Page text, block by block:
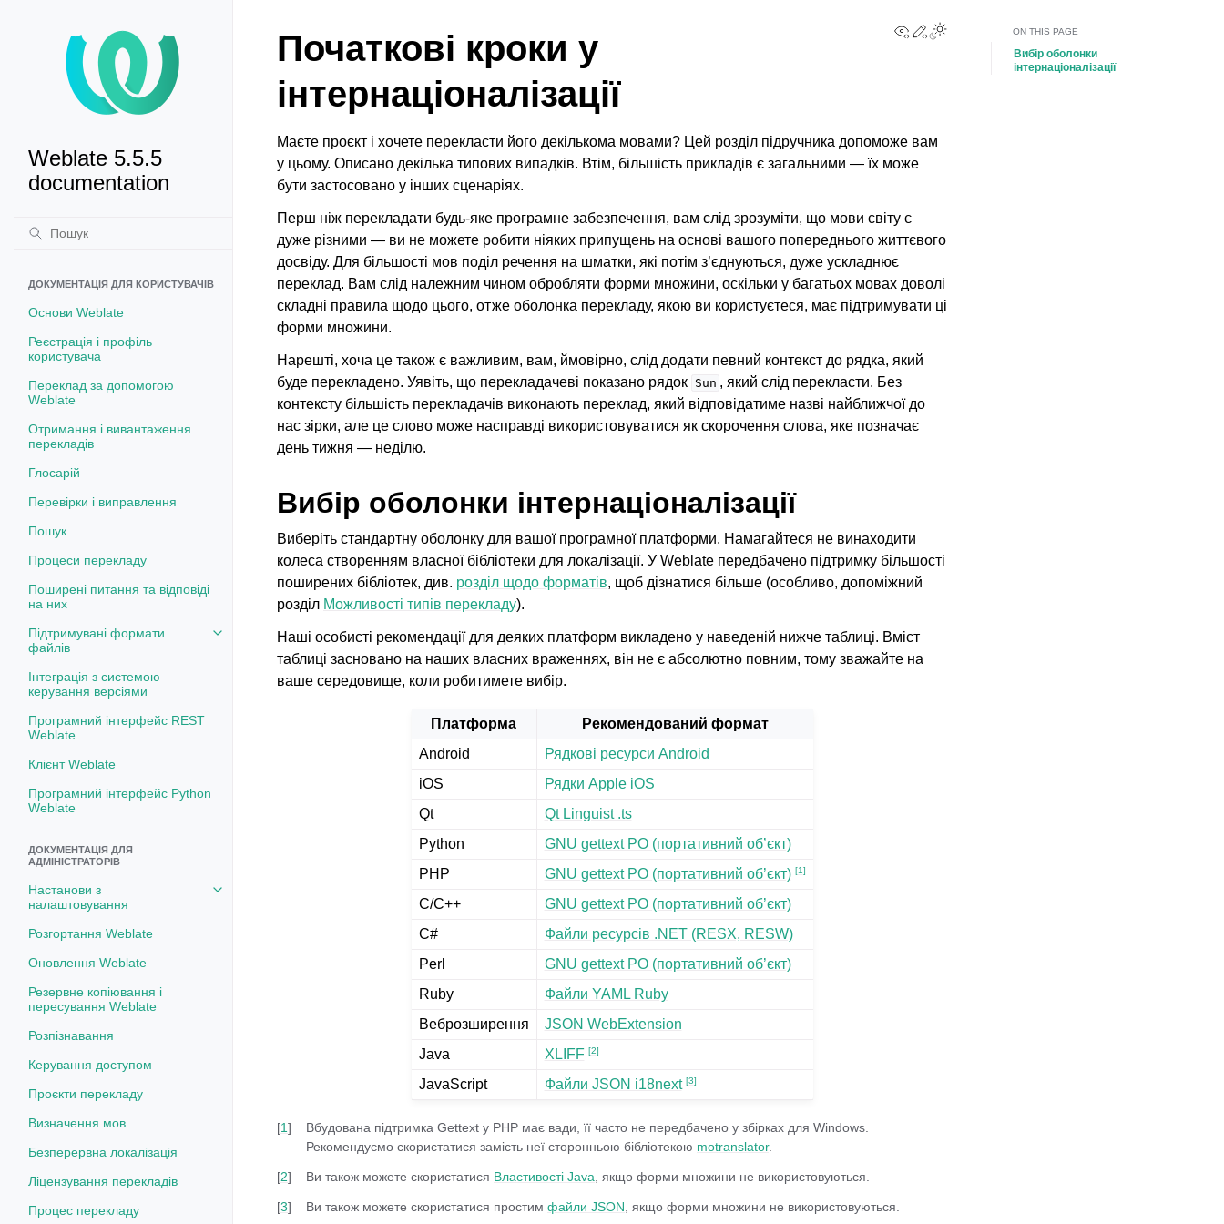
Weblate 5.5.5
documentation
ДОКУМЕНТАЦІЯ ДЛЯ КОРИСТУВАЧІВ
Основи Weblate
Реєстрація і профіль
користувача
Переклад за допомогою
Weblate
Отримання і вивантаження
перекладів
Глосарій
Перевірки і виправлення
Пошук
Процеси перекладу
Поширені питання та відповіді
на них
Підтримувані формати
файлів
Toggle navigation of Підтримувані формати файлів
Інтеграція з системою
керування версіями
Програмний інтерфейс REST
Weblate
Клієнт Weblate
Програмний інтерфейс Python
Weblate
ДОКУМЕНТАЦІЯ ДЛЯ
АДМІНІСТРАТОРІВ
Настанови з
налаштовування
Toggle navigation of Настанови з налаштовування
Розгортання Weblate
Оновлення Weblate
Резервне копіювання і
пересування Weblate
Розпізнавання
Керування доступом
Проєкти перекладу
Визначення мов
Безперервна локалізація
Ліцензування перекладів
Процес перекладу
View this page
Edit this page
Toggle Light / Dark / Auto color theme
Початкові кроки у
інтернаціоналізації
Маєте проєкт і хочете перекласти його декількома мовами? Цей розділ підручника допоможе вам
у цьому. Описано декілька типових випадків. Втім, більшість прикладів є загальними — їх може
бути застосовано у інших сценаріях.
Перш ніж перекладати будь-яке програмне забезпечення, вам слід зрозуміти, що мови світу є
дуже різними — ви не можете робити ніяких припущень на основі вашого попереднього життєвого
досвіду. Для більшості мов поділ речення на шматки, які потім з’єднуються, дуже ускладнює
переклад. Вам слід належним чином обробляти форми множини, оскільки у багатьох мовах доволі
складні правила щодо цього, отже оболонка перекладу, якою ви користуєтеся, має підтримувати ці
форми множини.
Нарешті, хоча це також є важливим, вам, ймовірно, слід додати певний контекст до рядка, який
буде перекладено. Уявіть, що перекладачеві показано рядок Sun , який слід перекласти. Без
контексту більшість перекладачів виконають переклад, який відповідатиме назві найближчої до
нас зірки, але це слово може насправді використовуватися як скорочення слова, яке позначає
день тижня — неділю.
Вибір оболонки інтернаціоналізації
Виберіть стандартну оболонку для вашої програмної платформи. Намагайтеся не винаходити
колеса створенням власної бібліотеки для локалізації. У Weblate передбачено підтримку більшості
поширених бібліотек, див. розділ щодо форматів, щоб дізнатися більше (особливо, допоміжний
розділ Можливості типів перекладу).
Наші особисті рекомендації для деяких платформ викладено у наведеній нижче таблиці. Вміст
таблиці засновано на наших власних враженнях, він не є абсолютно повним, тому зважайте на
ваше середовище, коли робитимете вибір.
Платформа
Рекомендований формат
Android
Рядкові ресурси Android
iOS
Рядки Apple iOS
Qt
Qt Linguist .ts
Python
GNU gettext PO (портативний об’єкт)
PHP
GNU gettext PO (портативний об’єкт) [1]
C/C++
GNU gettext PO (портативний об’єкт)
C#
Файли ресурсів .NET (RESX, RESW)
Perl
GNU gettext PO (портативний об’єкт)
Ruby
Файли YAML Ruby
Веброзширення
JSON WebExtension
Java
XLIFF [2]
JavaScript Файли JSON i18next [3]
[1]
Вбудована підтримка Gettext у PHP має вади, її часто не передбачено у збірках для Windows.
Рекомендуємо скористатися замість неї сторонньою бібліотекою motranslator.
[2] Ви також можете скористатися Властивості Java , якщо форми множини не використовуються.
[3] Ви також можете скористатися простим файли JSON , якщо форми множини не використовуються.
ON THIS PAGE
Вибір оболонки
інтернаціоналізації